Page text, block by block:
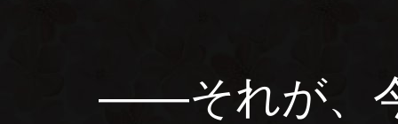
――それが、